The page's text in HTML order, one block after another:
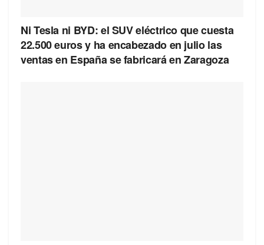
Ni Tesla ni BYD: el SUV eléctrico que cuesta
22.500 euros y ha encabezado en julio las
ventas en España se fabricará en Zaragoza